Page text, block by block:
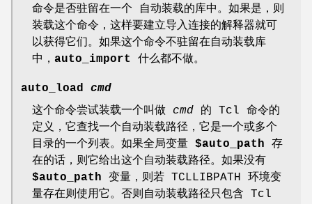
命令是否驻留在一个 自动装载的库中。如果是，则
装载这个命令，这样要建立导入连接的解释器就可
以获得它们。如果这个命令不驻留在自动装载库
中， auto_import 什么都不做。
auto_load cmd
这个命令尝试装载一个叫做 cmd 的 Tcl 命令的
定义，它查找一个 自动装载路径 ，它是一个或多个
目录的一个列表。如果全局变量 $auto_path 存
在的话，则它给出这个自动装载路径。如果没有
$auto_path 变量，则若 TCLLIBPATH 环境变
量存在则使用它。否则自动装载路径只包含 Tcl